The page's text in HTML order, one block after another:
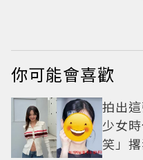
你可能會喜歡
拍出
少女
笑」